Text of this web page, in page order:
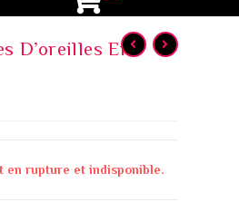
D’oreilles En
en rupture et indisponible.